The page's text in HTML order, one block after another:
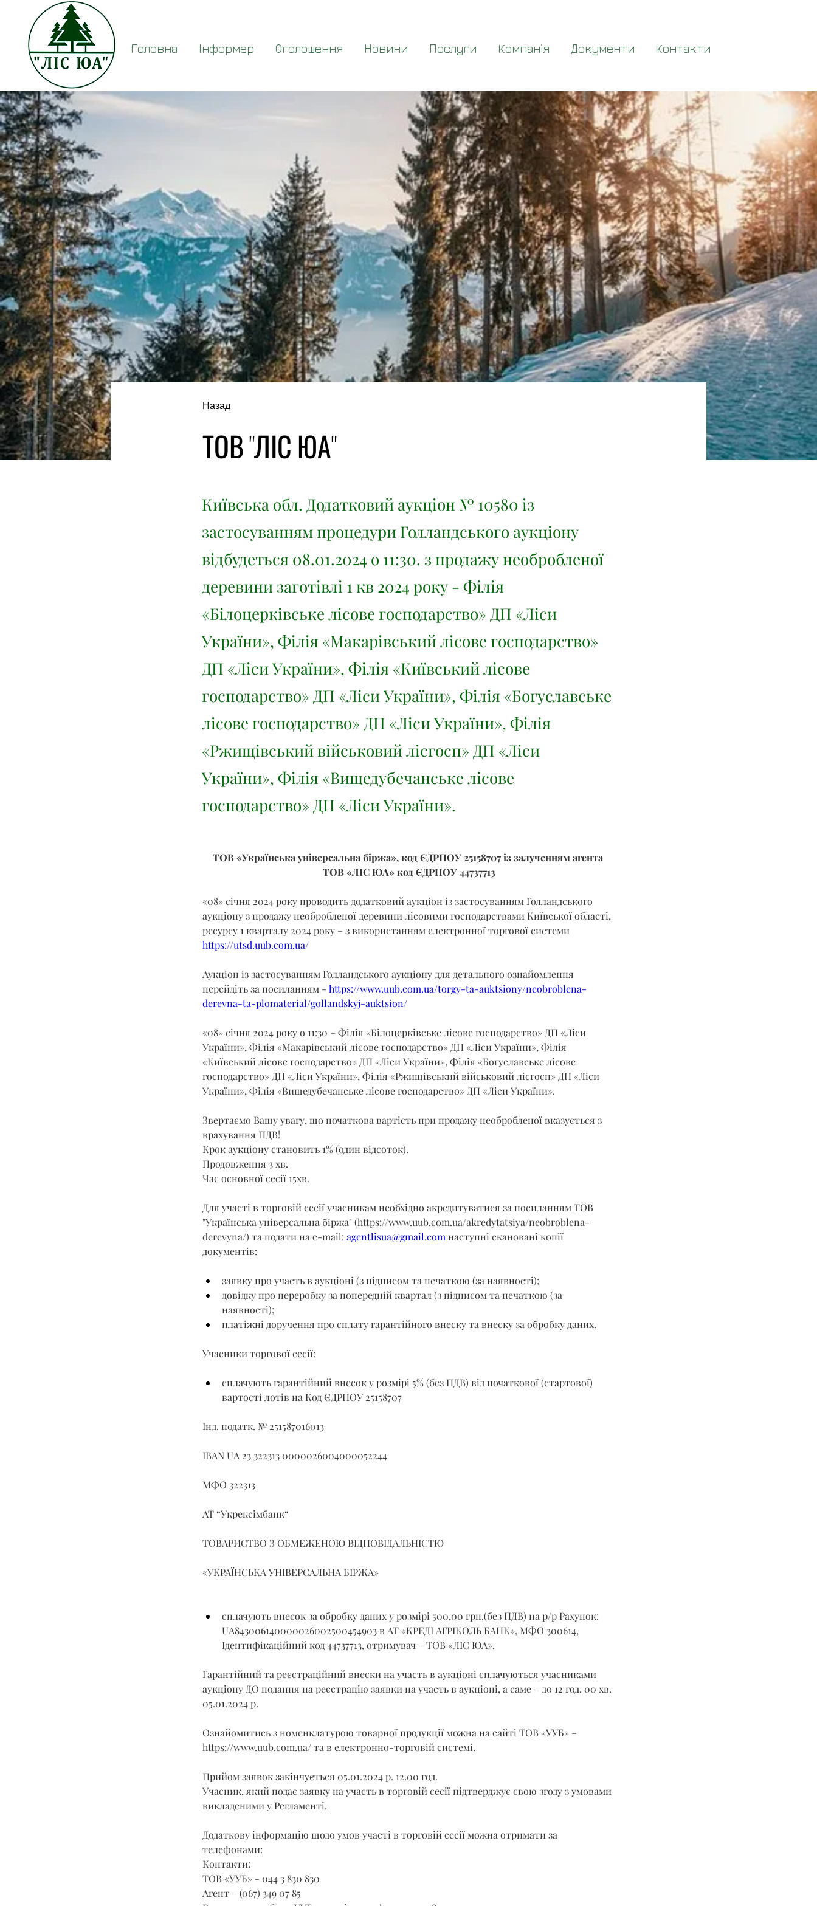
Головна Інформер Оголошення Новини Послуги Компанія Документи Контакти
Назад
ТОВ "ЛІС ЮА"
Київська обл. Додатковий аукціон № 10580 із
застосуванням процедури Голландського аукціону
відбудеться 08.01.2024 о 11:30. з продажу необробленої
деревини заготівлі 1 кв 2024 року - Філія
«Білоцерківське лісове господарство» ДП «Ліси
України», Філія «Макарівський лісове господарство»
ДП «Ліси України», Філія «Київський лісове
господарство» ДП «Ліси України», Філія «Богуславське
лісове господарство» ДП «Ліси України», Філія
«Ржищівський військовий лісгосп» ДП «Ліси
України», Філія «Вищедубечанське лісове
господарство» ДП «Ліси України».
ТОВ «Українська універсальна біржа», код ЄДРПОУ 25158707 із залученням агента
ТОВ «ЛІС ЮА» код ЄДРПОУ 44737713
«08» січня 2024 року проводить додатковий аукціон із застосуванням Голландського
аукціону з продажу необробленої деревини лісовими господарствами Київської області,
ресурсу 1 кварталу 2024 року – з використанням електронної торгової системи
https://utsd.uub.com.ua/
Аукціон із застосуванням Голландського аукціону для детального ознайомлення
перейдіть за посиланням - https://www.uub.com.ua/torgy-ta-auktsiony/neobroblena-
derevna-ta-plomaterial/gollandskyj-auktsion/
«08» січня 2024 року о 11:30 – Філія «Білоцерківське лісове господарство» ДП «Ліси
України», Філія «Макарівський лісове господарство» ДП «Ліси України», Філія
«Київський лісове господарство» ДП «Ліси України», Філія «Богуславське лісове
господарство» ДП «Ліси України», Філія «Ржищівський військовий лісгосп» ДП «Ліси
України», Філія «Вищедубечанське лісове господарство» ДП «Ліси України».
Звертаємо Вашу увагу, що початкова вартість при продажу необробленої вказується з
врахування ПДВ!
Крок аукціону становить 1% (один відсоток).
Продовження 3 хв.
Час основної сесії 15хв.
Для участі в торговій сесії учасникам необхідно акредитуватися за посиланням ТОВ
"Українська універсальна біржа" (https://www.uub.com.ua/akredytatsiya/neobroblena-
derevyna/) та подати на e-mail: agentlisua@gmail.com наступні скановані копії
документів:
заявку про участь в аукціоні (з підписом та печаткою (за наявності);
довідку про переробку за попередній квартал (з підписом та печаткою (за
наявності);
платіжні доручення про сплату гарантійного внеску та внеску за обробку даних.
Учасники торгової сесії:
сплачують гарантійний внесок у розмірі 5% (без ПДВ) від початкової (стартової)
вартості лотів на Код ЄДРПОУ 25158707
Інд. податк. № 251587016013
IBAN UA 23 322313 0000026004000052244
МФО 322313
АТ “Укрексімбанк“
ТОВАРИСТВО З ОБМЕЖЕНОЮ ВІДПОВІДАЛЬНІСТЮ
«УКРАЇНСЬКА УНІВЕРСАЛЬНА БІРЖА»
сплачують внесок за обробку даних у розмірі 500,00 грн.(без ПДВ) на р/р Рахунок:
UA843006140000026002500454903 в АТ «КРЕДІ АГРІКОЛЬ БАНК», МФО 300614,
Ідентифікаційний код 44737713, отримувач – ТОВ «ЛІС ЮА».
Гарантійний та реєстраційний внески на участь в аукціоні сплачуються учасниками
аукціону ДО подання на реєстрацію заявки на участь в аукціоні, а саме – до 12 год. 00 хв.
05.01.2024 р.
Ознайомитись з номенклатурою товарної продукції можна на сайті ТОВ «УУБ» –
https://www.uub.com.ua/ та в електронно-торговій системі.
Прийом заявок закінчується 05.01.2024 р. 12.00 год.
Учасник, який подає заявку на участь в торговій сесії підтверджує свою згоду з умовами
викладеними у Регламенті.
Додаткову інформацію щодо умов участі в торговій сесії можна отримати за
телефонами:
Контакти:
ТОВ «УУБ» - 044 3 830 830
Агент – (067) 349 07 85